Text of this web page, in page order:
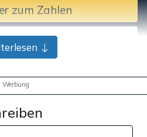
zum Zahlen
Überweisung
Werbung